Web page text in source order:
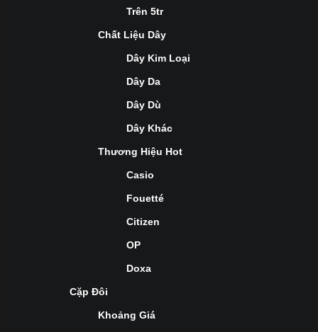
Trên 5tr
Chất Liệu Dây
Dây Kim Loại
Dây Da
Dây Dù
Dây Khác
Thương Hiệu Hot
Casio
Fouetté
Citizen
OP
Doxa
Cặp Đôi
Khoảng Giá